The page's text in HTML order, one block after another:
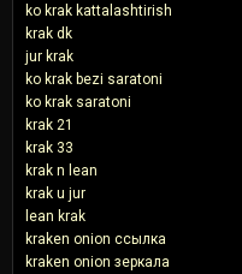
ko krak kattalashtirish
krak dk
jur krak
ko krak bezi saratoni
ko krak saratoni
krak 21
krak 33
krak n lean
krak u jur
lean krak
kraken onion ссылка
kraken onion зеркала